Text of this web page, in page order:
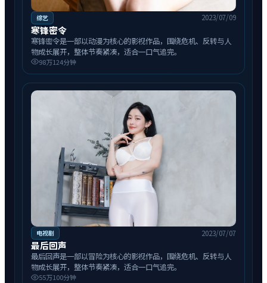
综艺 2023/07/09
寒锋密令
寒锋密令是一部以动漫为核心的影视作品，围绕危机、反转与人
物成长展开，整体节奏紧凑，适合一口气追完。
98万124分钟
电视剧 2023/07/07
最后回声
最后回声是一部以冒险为核心的影视作品，围绕危机、反转与人
物成长展开，整体节奏紧凑，适合一口气追完。
55万100分钟